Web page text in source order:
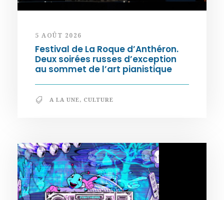
5 AOÛT 2026
Festival de La Roque d’Anthéron.
Deux soirées russes d’exception
au sommet de l’art pianistique
A LA UNE, CULTURE